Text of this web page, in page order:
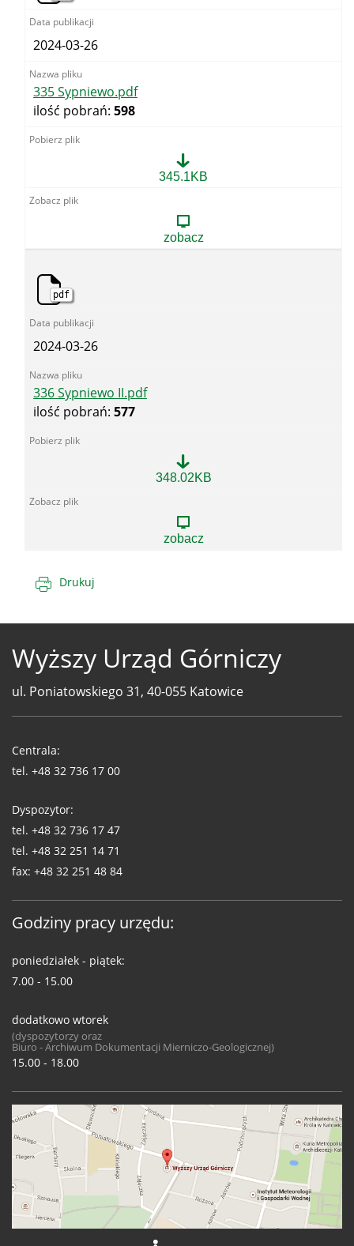
2024-03-26
335 Sypniewo.pdf
ilość pobrań: 598
345.1KB
zobacz
pdf
2024-03-26
336 Sypniewo II.pdf
ilość pobrań: 577
II.pdf
348.02KB
zobacz
Drukuj
Wyższy Urząd Górniczy
ul. Poniatowskiego 31, 40-055 Katowice
WUG
Centrala:
tel. +48 32 736 17 00
Dyspozytor:
tel. +48 32 736 17 47
tel. +48 32 251 14 71
fax: +48 32 251 48 84
Godziny pracy urzędu:
poniedziałek - piątek:
7.00 - 15.00
dodatkowo wtorek
(dyspozytorzy oraz
Biuro - Archiwum Dokumentacji Mierniczo-Geologicznej)
15.00 - 18.00